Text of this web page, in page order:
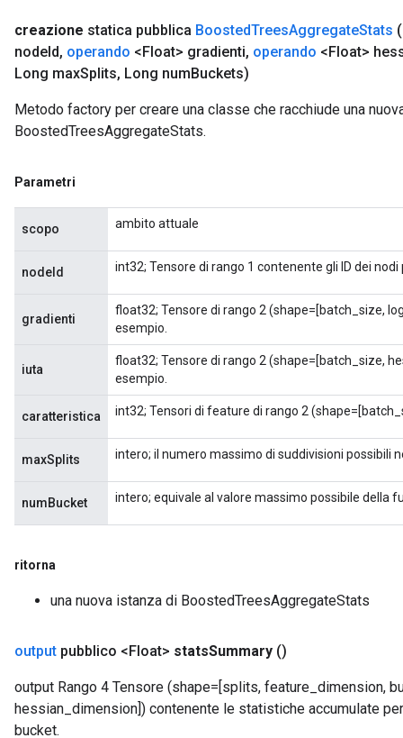
creazione statica pubblica BoostedTreesAggregateStats
nodeId, operando <Float> gradienti, operando <Float>
Long maxSplits, Long numBuckets)
Metodo factory per creare una classe che racchiude una
BoostedTreesAggregateStats.
Parametri
scopo ambito attuale
nodeId int32; Tensore di rango 1 contenente gli ID dei
gradienti
float32; Tensore di rango 2 (shape=[batch_size,
esempio.
iuta
float32; Tensore di rango 2 (shape=[batch_size,
esempio.
caratteristica int32; Tensori di feature di rango 2
maxSplits intero; il numero massimo di suddivisioni possibili
numBucket intero; equivale al valore massimo possibile della
ritorna
una nuova istanza di BoostedTreesAggregateStats
output pubblico <Float> statsSummary ()
output Rango 4 Tensore (shape=[splits, feature_dimension,
hessian_dimension]) contenente le statistiche accumulate
bucket.